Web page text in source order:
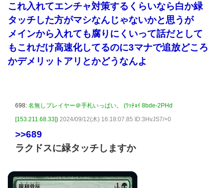
これ入れてエンチャ対策するくらいなら白か緑
タッチした方がマシなんじゃないかと思うが
メインから入れても腐りにくいって話だとして
もこれだけ高速化してるのに3マナで追放どころ
かデメリットアリとかどうなんよ
698: 名無しプレイヤー＠手札いっぱい。 (ﾜｯﾁｮｲ 8bde-2PHd
[153.211.68.33]) 2024/09/12(木) 16:18:07.85 ID:3HvJS7/+0
>>689
ラクドスに緑タッチしますか